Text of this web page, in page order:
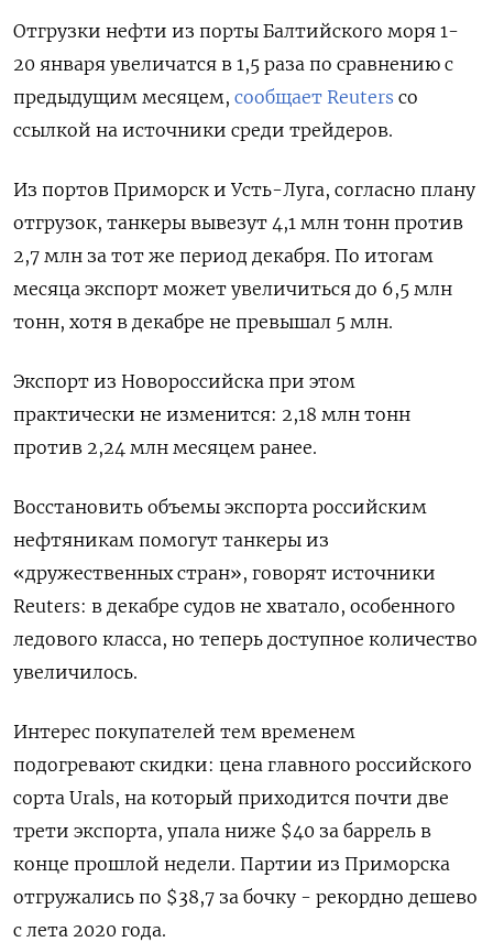
Отгрузки нефти из порты Балтийского моря 1-
20 января увеличатся в 1,5 раза по сравнению с
предыдущим месяцем, сообщает Reuters со
ссылкой на источники среди трейдеров.
Из портов Приморск и Усть-Луга, согласно плану
отгрузок, танкеры вывезут 4,1 млн тонн против
2,7 млн за тот же период декабря. По итогам
месяца экспорт может увеличиться до 6,5 млн
тонн, хотя в декабре не превышал 5 млн.
Экспорт из Новороссийска при этом
практически не изменится: 2,18 млн тонн
против 2,24 млн месяцем ранее.
Восстановить объемы экспорта российским
нефтяникам помогут танкеры из
«дружественных стран», говорят источники
Reuters: в декабре судов не хватало, особенного
ледового класса, но теперь доступное количество
увеличилось.
Интерес покупателей тем временем
подогревают скидки: цена главного российского
сорта Urals, на который приходится почти две
трети экспорта, упала ниже $40 за баррель в
конце прошлой недели. Партии из Приморска
отгружались по $38,7 за бочку - рекордно дешево
с лета 2020 года.